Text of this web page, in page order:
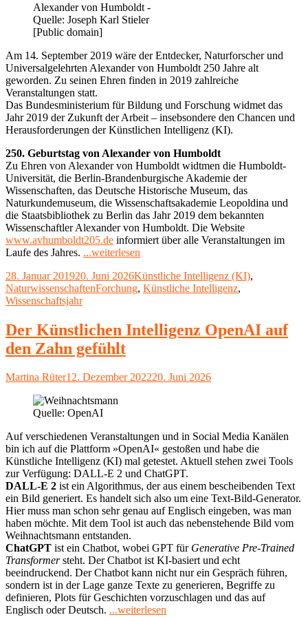
Alexander von Humboldt -
Quelle: Joseph Karl Stieler
[Public domain]
Am 14. September 2019 wäre der Entdecker, Naturforscher und
Universalgelehrten Alexander von Humboldt 250 Jahre alt
geworden. Zu seinen Ehren finden in 2019 zahlreiche
Veranstaltungen statt.
Das Bundesministerium für Bildung und Forschung widmet das
Jahr 2019 der Zukunft der Arbeit – insebsondere den Chancen und
Herausforderungen der Künstlichen Intelligenz (KI).
250. Geburtstag von Alexander von Humboldt
Zu Ehren von Alexander von Humboldt widtmen die Humboldt-
Universität, die Berlin-Brandenburgische Akademie der
Wissenschaften, das Deutsche Historische Museum, das
Naturkundemuseum, die Wissenschaftsakademie Leopoldina und
die Staatsbibliothek zu Berlin das Jahr 2019 dem bekannten
Wissenschaftler Alexander von Humboldt. Die Website
www.avhumboldt205.de informiert über alle Veranstaltungen im
Laufe des Jahres. ...weiterlesen
2019
steht
der
Wissenschaft
von
Veröffentlicht
am
28. Januar 201920. Juni 2026Kategorien
Künstliche Intelligenz (KI),
NaturwissenschaftenSchlagwörter
Forchung, Künstliche Intelligenz,
Wissenschaftsjahr
Der Künstlichen Intelligenz OpenAI auf
den Zahn gefühlt
Autor
Martina RüterVeröffentlicht
12. Dezember 202220. Juni 2026
Quelle: OpenAI
Auf verschiedenen Veranstaltungen und in Social Media Kanälen
bin ich auf die Plattform »OpenAI« gestoßen und habe die
Künstliche Intelligenz (KI) mal getestet. Aktuell stehen zwei Tools
zur Verfügung: DALL-E 2 und ChatGPT.
DALL-E 2 ist ein Algorithmus, der aus einem bescheibenden Text
ein Bild generiert. Es handelt sich also um eine Text-Bild-Generator.
Hier muss man schon sehr genau auf Englisch eingeben, was man
haben möchte. Mit dem Tool ist auch das nebenstehende Bild vom
Weihnachtsmann entstanden.
ChatGPT ist ein Chatbot, wobei GPT für Generative Pre-Trained
Transformersteht. Der Chatbot ist KI-basiert und echt
beeindruckend. Der Chatbot kann nicht nur ein Gespräch führen,
sondern ist in der Lage ganze Texte zu generieren, Begriffe zu
definieren, Plots für Geschichten vorzuschlagen und das auf
Englisch oder Deutsch. ...weiterlesen